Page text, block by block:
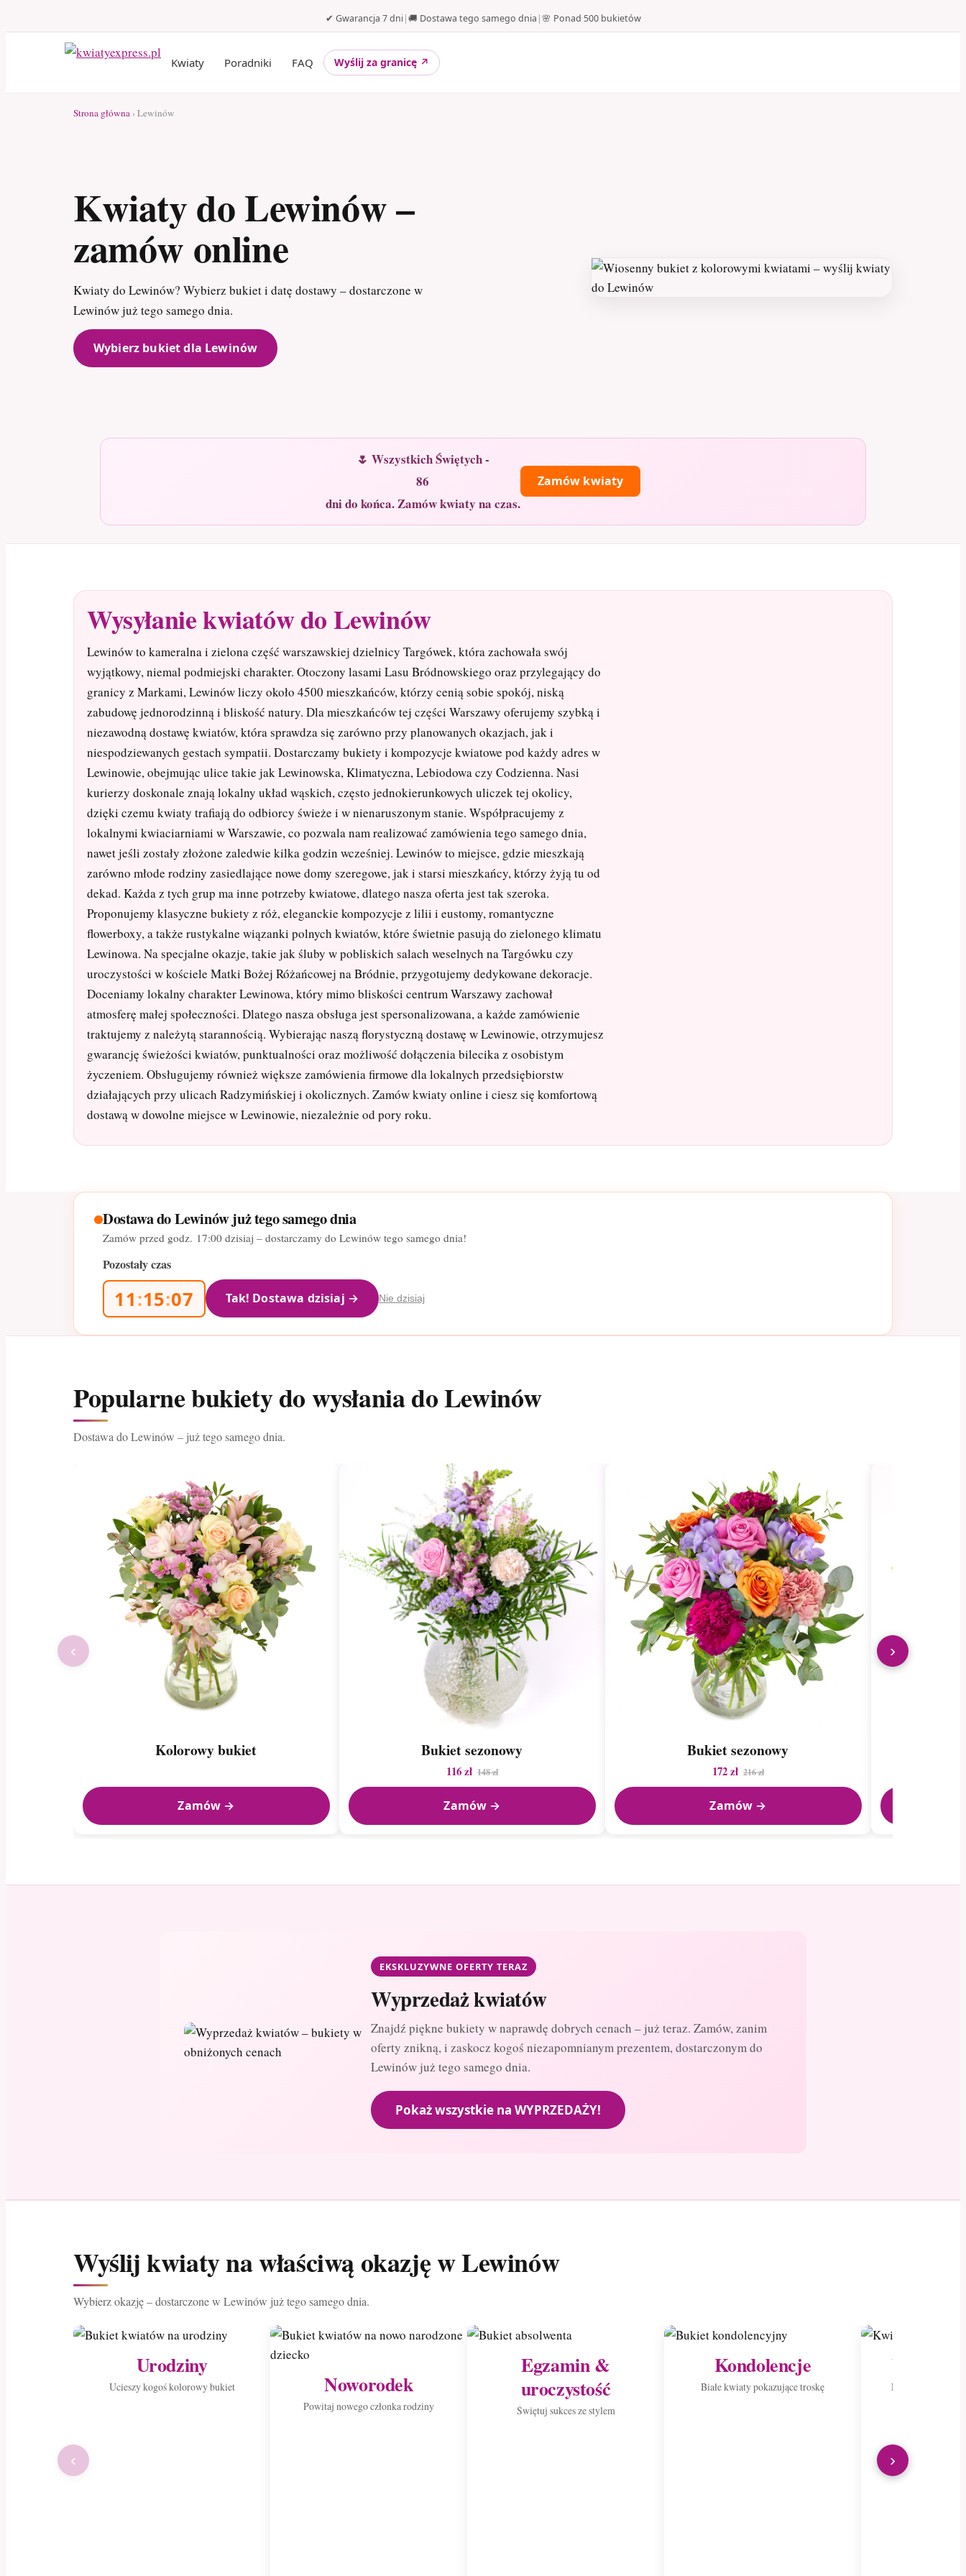
✔ Gwarancja 7 dni|🚚 Dostawa tego samego dnia |🌸 Ponad 500 bukietów
Kwiaty Poradniki FAQ Wyślij za granicę ↗
Strona główna › Lewinów
Kwiaty do Lewinów –
zamów online
Kwiaty do Lewinów? Wybierz bukiet i datę dostawy – dostarczone w
Lewinów już tego samego dnia.
Wybierz bukiet dla Lewinów
🌷 Wszystkich Świętych -
86
dni do końca. Zamów kwiaty na czas.
Zamów kwiaty
Wysyłanie kwiatów do Lewinów
Lewinów to kameralna i zielona część warszawskiej dzielnicy Targówek, która zachowała swój
wyjątkowy, niemal podmiejski charakter. Otoczony lasami Lasu Bródnowskiego oraz przylegający do
granicy z Markami, Lewinów liczy około 4500 mieszkańców, którzy cenią sobie spokój, niską
zabudowę jednorodzinną i bliskość natury. Dla mieszkańców tej części Warszawy oferujemy szybką i
niezawodną dostawę kwiatów, która sprawdza się zarówno przy planowanych okazjach, jak i
niespodziewanych gestach sympatii. Dostarczamy bukiety i kompozycje kwiatowe pod każdy adres w
Lewinowie, obejmując ulice takie jak Lewinowska, Klimatyczna, Lebiodowa czy Codzienna. Nasi
kurierzy doskonale znają lokalny układ wąskich, często jednokierunkowych uliczek tej okolicy,
dzięki czemu kwiaty trafiają do odbiorcy świeże i w nienaruszonym stanie. Współpracujemy z
lokalnymi kwiaciarniami w Warszawie, co pozwala nam realizować zamówienia tego samego dnia,
nawet jeśli zostały złożone zaledwie kilka godzin wcześniej. Lewinów to miejsce, gdzie mieszkają
zarówno młode rodziny zasiedlające nowe domy szeregowe, jak i starsi mieszkańcy, którzy żyją tu od
dekad. Każda z tych grup ma inne potrzeby kwiatowe, dlatego nasza oferta jest tak szeroka.
Proponujemy klasyczne bukiety z róż, eleganckie kompozycje z lilii i eustomy, romantyczne
flowerboxy, a także rustykalne wiązanki polnych kwiatów, które świetnie pasują do zielonego klimatu
Lewinowa. Na specjalne okazje, takie jak śluby w pobliskich salach weselnych na Targówku czy
uroczystości w kościele Matki Bożej Różańcowej na Bródnie, przygotujemy dedykowane dekoracje.
Doceniamy lokalny charakter Lewinowa, który mimo bliskości centrum Warszawy zachował
atmosferę małej społeczności. Dlatego nasza obsługa jest spersonalizowana, a każde zamówienie
traktujemy z należytą starannością. Wybierając naszą florystyczną dostawę w Lewinowie, otrzymujesz
gwarancję świeżości kwiatów, punktualności oraz możliwość dołączenia bilecika z osobistym
życzeniem. Obsługujemy również większe zamówienia firmowe dla lokalnych przedsiębiorstw
działających przy ulicach Radzymińskiej i okolicznych. Zamów kwiaty online i ciesz się komfortową
dostawą w dowolne miejsce w Lewinowie, niezależnie od pory roku.
Dostawa do Lewinów już tego samego dnia
Zamów przed godz. 17:00 dzisiaj – dostarczamy do Lewinów tego samego dnia!
Pozostały czas
11:15:06 Tak! Dostawa dzisiaj → Nie dzisiaj
Popularne bukiety do wysłania do Lewinów
Dostawa do Lewinów – już tego samego dnia.
Kolorowy bukiet
Zamów →
Bukiet sezonowy
116 zł 148 zł
Zamów →
Bukiet sezonowy
172 zł 216 zł
Zamów →
‹ ›
EKSKLUZYWNE OFERTY TERAZ
Wyprzedaż kwiatów
Znajdź piękne bukiety w naprawdę dobrych cenach – już teraz. Zamów, zanim
oferty znikną, i zaskocz kogoś niezapomnianym prezentem, dostarczonym do
Lewinów już tego samego dnia.
Pokaż wszystkie na WYPRZEDAŻY!
Wyślij kwiaty na właściwą okazję w Lewinów
Wybierz okazję – dostarczone w Lewinów już tego samego dnia.
Urodziny
Ucieszy kogoś kolorowy bukiet Noworodek
Powitaj nowego członka rodziny
Egzamin &
uroczystość
Świętuj sukces ze stylem
Kondolencje
Białe kwiaty pokazujące troskę
Wyślij
Roznieś radość
‹ ›